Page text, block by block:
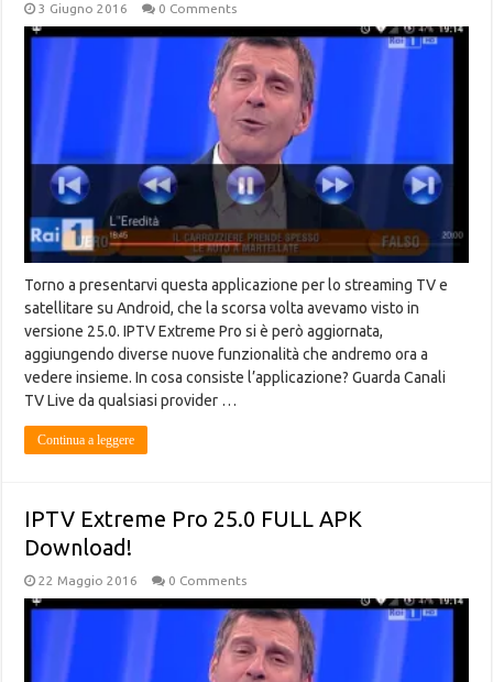
3 Giugno 2016 0 Comments
Torno a presentarvi questa applicazione per lo streaming TV e
satellitare su Android, che la scorsa volta avevamo visto in
versione 25.0. IPTV Extreme Pro si è però aggiornata,
aggiungendo diverse nuove funzionalità che andremo ora a
vedere insieme. In cosa consiste l’applicazione? Guarda Canali
TV Live da qualsiasi provider …
Continua a leggere
IPTV Extreme Pro 25.0 FULL APK
Download!
22 Maggio 2016 0 Comments